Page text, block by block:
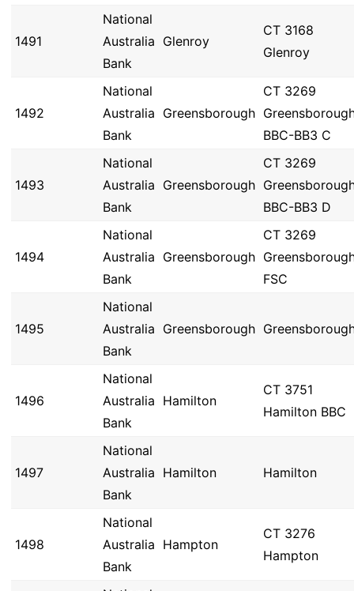
1491
National
Australia
Bank
Glenroy
CT 3168
Glenroy
1492
National
Australia
Bank
Greensborough
CT 3269
BBC-BB3 C
1493
National
Australia
Bank
Greensborough
CT 3269
BBC-BB3 D
1494
National
Australia
Bank
Greensborough
CT 3269
FSC
1495
National
Australia
Bank
Greensborough
1496
National
Australia
Bank
Hamilton
CT 3751
Hamilton BBC
1497
National
Australia
Bank
Hamilton Hamilton
1498
National
Australia
Bank
Hampton
CT 3276
Hampton